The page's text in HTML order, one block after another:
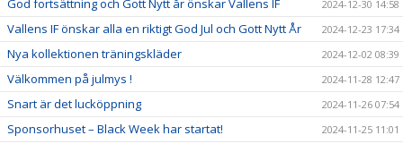
God fortsättning och Gott Nytt år önskar Vallens IF 2024-12-30 14:58
Vallens IF önskar alla en riktigt God Jul och Gott Nytt År 2024-12-23 17:34
Nya kollektionen träningskläder 2024-12-02 08:39
Välkommen på julmys ! 2024-11-28 12:47
Snart är det lucköppning 2024-11-26 07:54
Sponsorhuset – Black Week har startat! 2024-11-25 11:01